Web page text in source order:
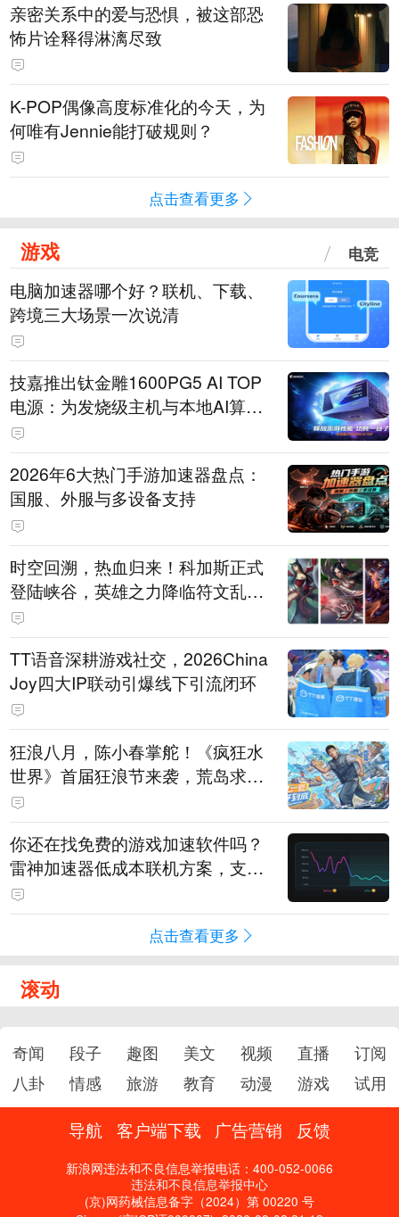
亲密关系中的爱与恐惧，被这部恐
怖片诠释得淋漓尽致
K-POP偶像高度标准化的今天，为
何唯有Jennie能打破规则？
点击查看更多
游戏 电竞
电脑加速器哪个好？联机、下载、
跨境三大场景一次说清
技嘉推出钛金雕1600PG5 AI TOP
电源：为发烧级主机与本地AI算力
打造旗舰供电方案
2026年6大热门手游加速器盘点：
国服、外服与多设备支持
时空回溯，热血归来！科加斯正式
登陆峡谷，英雄之力降临符文乱
斗！
TT语音深耕游戏社交，2026China
Joy四大IP联动引爆线下引流闭环
狂浪八月，陈小春掌舵！《疯狂水
世界》首届狂浪节来袭，荒岛求生
直播即将开启
你还在找免费的游戏加速软件吗？
雷神加速器低成本联机方案，支持
免费试用
点击查看更多
滚动
奇闻 段子 趣图 美文 视频 直播
订阅
八卦
情感 旅游 教育 动漫 游戏 试用
导航 客户端下载 广告营销 反馈
新浪网违法和不良信息举报电话：400-052-0066
违法和不良信息举报中心
(京)网药械信息备字（2024）第 00220 号